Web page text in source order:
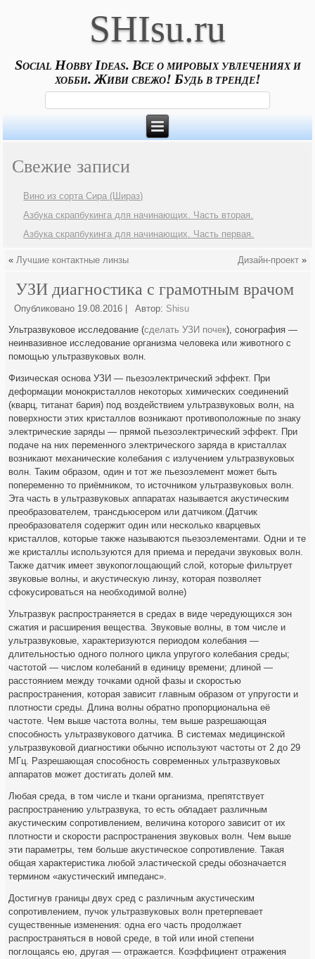
SHIsu.ru
Social Hobby Ideas. Все о мировых увлечениях и
хобби. Живи свежо! Будь в тренде!
Свежие записи
Вино из сорта Сира (Шираз)
Азбука скрапбукинга для начинающих. Часть вторая.
Азбука скрапбукинга для начинающих. Часть первая.
«Лучшие контактные линзы Дизайн-проект»
УЗИ диагностика с грамотным врачом
Опубликовано 19.08.2016 Автор: Shisu
Ультразвуковое исследование (сделать УЗИ почек), сонография —
неинвазивное исследование организма человека или животного с
помощью ультразвуковых волн.
Физическая основа УЗИ — пьезоэлектрический эффект. При
деформации монокристаллов некоторых химических соединений
(кварц, титанат бария) под воздействием ультразвуковых волн, на
поверхности этих кристаллов возникают противоположные по знаку
электрические заряды — прямой пьезоэлектрический эффект. При
подаче на них переменного электрического заряда в кристаллах
возникают механические колебания с излучением ультразвуковых
волн. Таким образом, один и тот же пьезоэлемент может быть
попеременно то приёмником, то источником ультразвуковых волн.
Эта часть в ультразвуковых аппаратах называется акустическим
преобразователем, трансдьюсером или датчиком.(Датчик
преобразователя содержит один или несколько кварцевых
кристаллов, которые также называются пьезоэлементами. Одни и те
же кристаллы используются для приема и передачи звуковых волн.
Также датчик имеет звукопоглощающий слой, которые фильтрует
звуковые волны, и акустическую линзу, которая позволяет
сфокусироваться на необходимой волне)
Ультразвук распространяется в средах в виде чередующихся зон
сжатия и расширения вещества. Звуковые волны, в том числе и
ультразвуковые, характеризуются периодом колебания —
длительностью одного полного цикла упругого колебания среды;
частотой — числом колебаний в единицу времени; длиной —
расстоянием между точками одной фазы и скоростью
распространения, которая зависит главным образом от упругости и
плотности среды. Длина волны обратно пропорциональна её
частоте. Чем выше частота волны, тем выше разрешающая
способность ультразвукового датчика. В системах медицинской
ультразвуковой диагностики обычно используют частоты от 2 до 29
МГц. Разрешающая способность современных ультразвуковых
аппаратов может достигать долей мм.
Любая среда, в том числе и ткани организма, препятствует
распространению ультразвука, то есть обладает различным
акустическим сопротивлением, величина которого зависит от их
плотности и скорости распространения звуковых волн. Чем выше
эти параметры, тем больше акустическое сопротивление. Такая
общая характеристика любой эластической среды обозначается
термином «акустический импеданс».
Достигнув границы двух сред с различным акустическим
сопротивлением, пучок ультразвуковых волн претерпевает
существенные изменения: одна его часть продолжает
распространяться в новой среде, в той или иной степени
поглощаясь ею, другая — отражается. Коэффициент отражения